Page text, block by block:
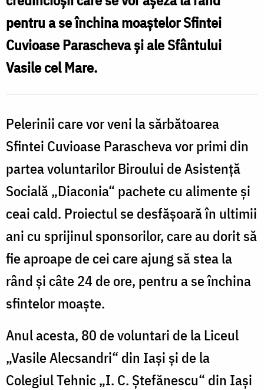
(2009)
pentru a se închina moaştelor Sfintei
Cuvioase Parascheva şi ale Sfântului
Vasile cel Mare.
Pelerinii care vor veni la sărbătoarea
Sfintei Cuvioase Parascheva vor primi din
partea voluntarilor Biroului de Asistenţă
Socială „Diaconia“ pachete cu alimente şi
ceai cald. Proiectul se desfăşoară în ultimii
ani cu sprijinul sponsorilor, care au dorit să
fie aproape de cei care ajung să stea la
rând şi câte 24 de ore, pentru a se închina
sfintelor moaşte.
Anul acesta, 80 de voluntari de la Liceul
„Vasile Alecsandri“ din Iaşi şi de la
Colegiul Tehnic „I. C. Ştefănescu“ din Iaşi